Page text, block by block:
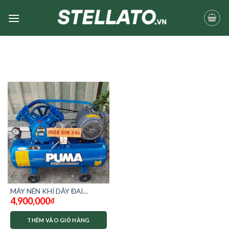
MÁY NÉN KHÍ DÂY ĐAI
PUMA 1hp 75 LÍT
4,900,000₫
THÊM VÀO GIỎ HÀNG